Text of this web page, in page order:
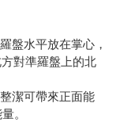
盤水平放在掌心，
對準羅盤上的北
潔可帶來正面能
。